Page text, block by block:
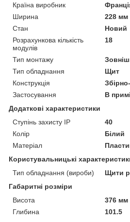
Країна виробник
Ширина
228 мм
Стан
Новий
Розрахункова кількість
модулів
18
Тип монтажу
Тип обладнання
Щит
Конструкція
Застосування
В
Додаткові характеристики
Ступінь захисту IP
40
Колір
Білий
Матеріал
Користувальницькі
Тип обладнання (вироби)
Щити
Габаритні розміри
Висота
376 мм
Глибина
101.5